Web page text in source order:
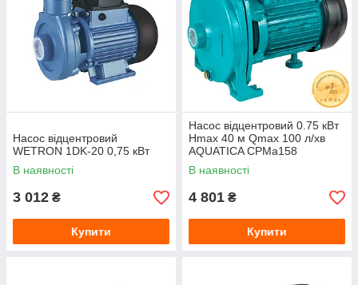
Насос відцентровий
WETRON 1DK-20 0,75 кВт
В наявності
3 012 ₴
Купити
Насос відцентровий 0.75 кВт
Hmax 40 м Qmax 100 л/хв
AQUATICA CPMa158
В наявності
4 801 ₴
Купити